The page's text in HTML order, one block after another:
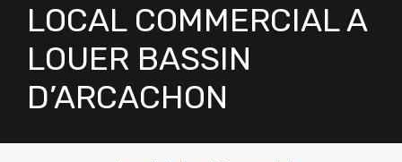
LOCAL COMMERCIAL A
LOUER BASSIN
D’ARCACHON